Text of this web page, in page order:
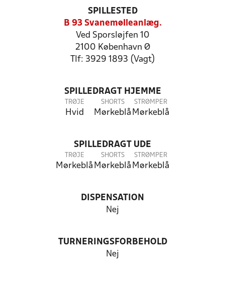
SPILLESTED
B 93 Svanemølleanlæg.
Ved Sporsløjfen 10
2100 København Ø
Tlf: 3929 1893 (Vagt)
SPILLEDRAGT HJEMME
TRØJE
Hvid
SHORTS
Mørkeblå
STRØMPER
Mørkeblå
SPILLEDRAGT UDE
TRØJE
Mørkeblå
SHORTS
Mørkeblå
STRØMPER
Mørkeblå
DISPENSATION
Nej
TURNERINGSFORBEHOLD
Nej